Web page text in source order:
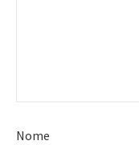
Nome